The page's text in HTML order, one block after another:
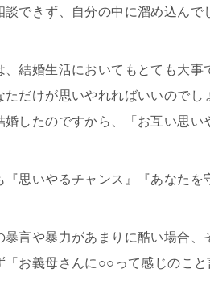
談できず、自分の中に溜め込んで
、結婚生活においてもとても大事
ただけが思いやれればいいのでし
婚したのですから、「お互い思い
『思いやるチャンス』『あなたを
暴言や暴力があまりに酷い場合、
「お義母さんに○○って感じのこ